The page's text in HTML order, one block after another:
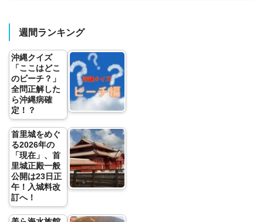
週間ランキング
沖縄クイズ
「ここはどこ
のビーチ？」
全問正解した
ら沖縄病確
定！？
首里城をめぐ
る2026年の
「現在」、首
里城正殿一般
公開は23日正
午！入城料改
訂へ！